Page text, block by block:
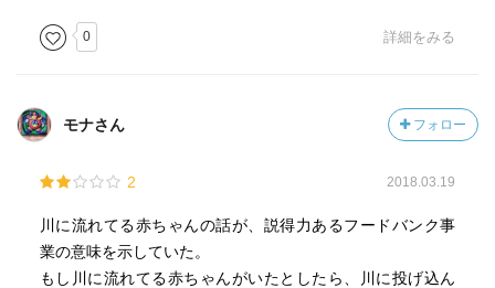
0 詳細をみる
モナさん フォロー
2 2018.03.19
川に流れてる赤ちゃんの話が、説得力あるフードバンク事
業の意味を示していた。
もし川に流れてる赤ちゃんがいたとしたら、川に投げ込ん